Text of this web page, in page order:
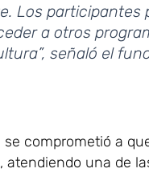
Los
a otros
señaló el
comprometió a
una de